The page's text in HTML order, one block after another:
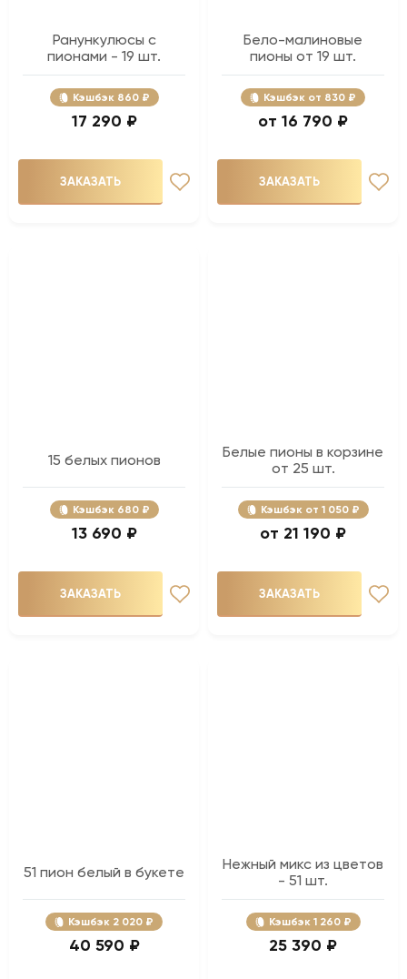
Ранункулюсы с
пионами - 19 шт.
Кэшбэк 860 ₽
17 290 ₽
ЗАКАЗАТЬ
Бело-малиновые
пионы от 19 шт.
Кэшбэк 830 ₽
16 790 ₽
ЗАКАЗАТЬ
15 белых пионов
Кэшбэк 680 ₽
13 690 ₽
ЗАКАЗАТЬ
Белые пионы в корзине
от 25 шт.
Кэшбэк 1 050 ₽
21 190 ₽
ЗАКАЗАТЬ
51 пион белый в букете
Кэшбэк 2 020 ₽
40 590 ₽
Нежный микс из цветов
- 51 шт.
Кэшбэк 1 260 ₽
25 390 ₽